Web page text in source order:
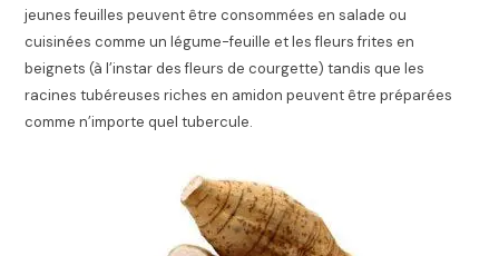
jeunes feuilles peuvent être consommées en salade ou
cuisinées comme un légume-feuille et les fleurs frites en
beignets (à l’instar des fleurs de courgette) tandis que les
racines tubéreuses riches en amidon peuvent être préparées
comme n’importe quel tubercule.